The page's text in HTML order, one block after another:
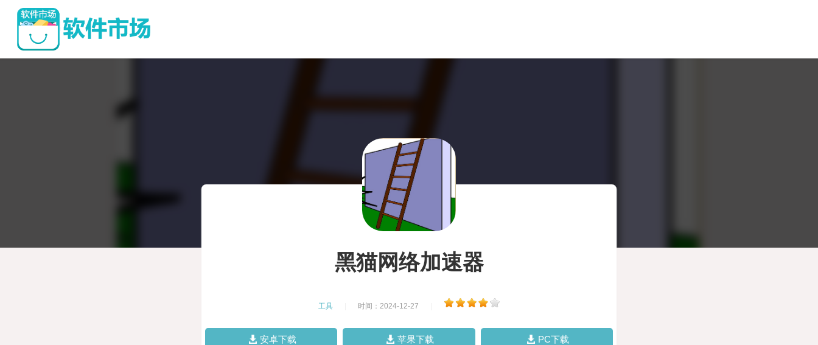
黑猫网络加速器
工具 时间：2024-12-27
安卓下载 苹果下载 PC下载